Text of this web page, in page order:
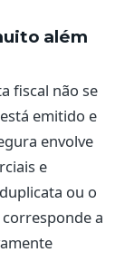
além
fiscal não se
emitido e
envolve
e
ou o
a